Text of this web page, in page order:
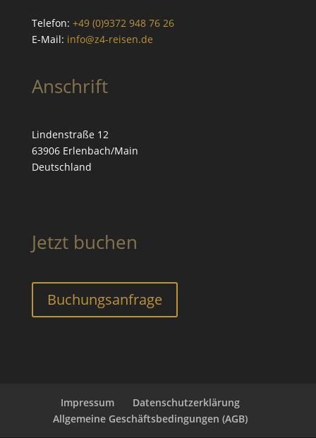
Telefon: +49 (0)9372 948 76 26
E-Mail: info@z4-reisen.de
Anschrift
Lindenstraße 12
63906 Erlenbach/Main
Deutschland
Jetzt buchen
Buchungs­anfrage
Impressum
Datenschutzerklärung
Allgemeine Geschäftsbedingungen (AGB)